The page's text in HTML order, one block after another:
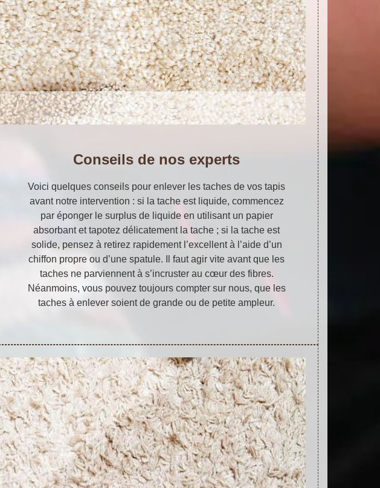
Conseils de nos experts
Voici quelques conseils pour enlever les taches de vos tapis
avant notre intervention : si la tache est liquide, commencez
par éponger le surplus de liquide en utilisant un papier
absorbant et tapotez délicatement la tache ; si la tache est
solide, pensez à retirez rapidement l’excellent à l’aide d’un
chiffon propre ou d’une spatule. Il faut agir vite avant que les
taches ne parviennent à s’incruster au cœur des fibres.
Néanmoins, vous pouvez toujours compter sur nous, que les
taches à enlever soient de grande ou de petite ampleur.